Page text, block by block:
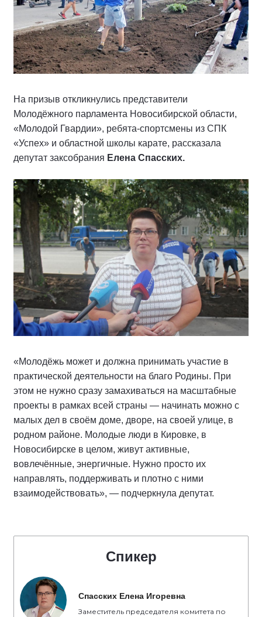
На призыв откликнулись представители
Молодёжного парламента Новосибирской области,
«Молодой Гвардии», ребята-спортсмены из СПК
«Успех» и областной школы карате, рассказала
депутат заксобрания Елена Спасских.
«Молодёжь может и должна принимать участие в
практической деятельности на благо Родины. При
этом не нужно сразу замахиваться на масштабные
проекты в рамках всей страны — начинать можно с
малых дел в своём доме, дворе, на своей улице, в
родном районе. Молодые люди в Кировке, в
Новосибирске в целом, живут активные,
вовлечённые, энергичные. Нужно просто их
направлять, поддерживать и плотно с ними
взаимодействовать», — подчеркнула депутат.
Спикер
Спасских Елена Игоревна
Заместитель председателя комитета по